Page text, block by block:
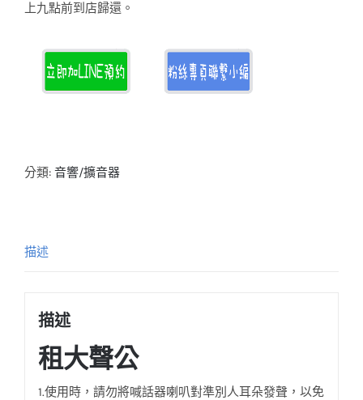
上九點前到店歸還。
分類: 音響/擴音器
描述
描述
租大聲公
1.使用時，請勿將喊話器喇叭對準別人耳朵發聲，以免